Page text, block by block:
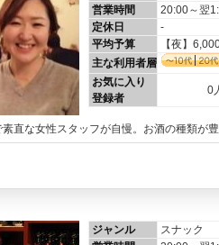
営業時間
20:00～翌
定休日
-
平均予算
【夜】
主な利用者層
お気に入り
登録者
0
直な女性スタッフが自慢。お酒の種類が
ジャンル スナック